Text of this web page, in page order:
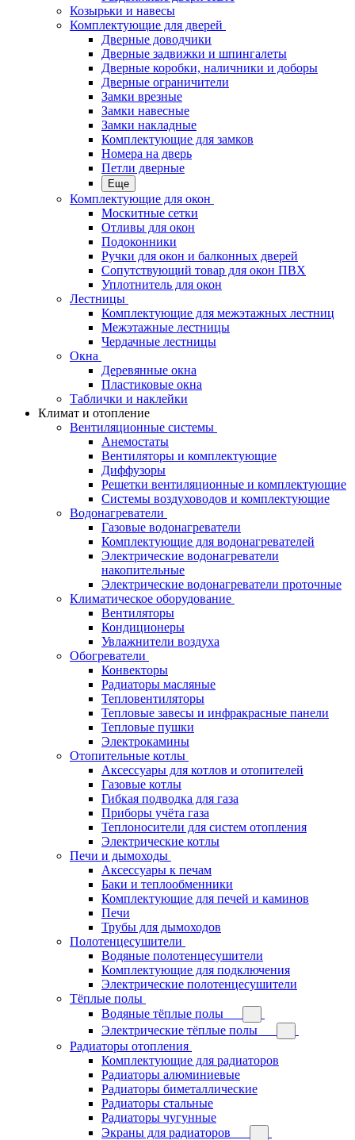
Козырьки и навесы
Комплектующие для дверей
Дверные доводчики
Дверные задвижки и шпингалеты
Дверные коробки, наличники и доборы
Дверные ограничители
Замки врезные
Замки навесные
Замки накладные
Комплектующие для замков
Номера на дверь
Петли дверные
Еще
Комплектующие для окон
Москитные сетки
Отливы для окон
Подоконники
Ручки для окон и балконных дверей
Сопутствующий товар для окон ПВХ
Уплотнитель для окон
Лестницы
Комплектующие для межэтажных лестниц
Межэтажные лестницы
Чердачные лестницы
Окна
Деревянные окна
Пластиковые окна
Таблички и наклейки
Климат и отопление
Вентиляционные системы
Анемостаты
Вентиляторы и комплектующие
Диффузоры
Решетки вентиляционные и комплектующие
Системы воздуховодов и комплектующие
Водонагреватели
Газовые водонагреватели
Комплектующие для водонагревателей
Электрические водонагреватели
накопительные
Электрические водонагреватели проточные
Климатическое оборудование
Вентиляторы
Кондиционеры
Увлажнители воздуха
Обогреватели
Конвекторы
Радиаторы масляные
Тепловентиляторы
Тепловые завесы и инфракрасные панели
Тепловые пушки
Электрокамины
Отопительные котлы
Аксессуары для котлов и отопителей
Газовые котлы
Гибкая подводка для газа
Приборы учёта газа
Теплоносители для систем отопления
Электрические котлы
Печи и дымоходы
Аксессуары к печам
Баки и теплообменники
Комплектующие для печей и каминов
Печи
Трубы для дымоходов
Полотенцесушители
Водяные полотенцесушители
Комплектующие для подключения
Электрические полотенцесушители
Тёплые полы
Водяные тёплые полы
Электрические тёплые полы
Радиаторы отопления
Комплектующие для радиаторов
Радиаторы алюминиевые
Радиаторы биметаллические
Радиаторы стальные
Радиаторы чугунные
Экраны для радиаторов